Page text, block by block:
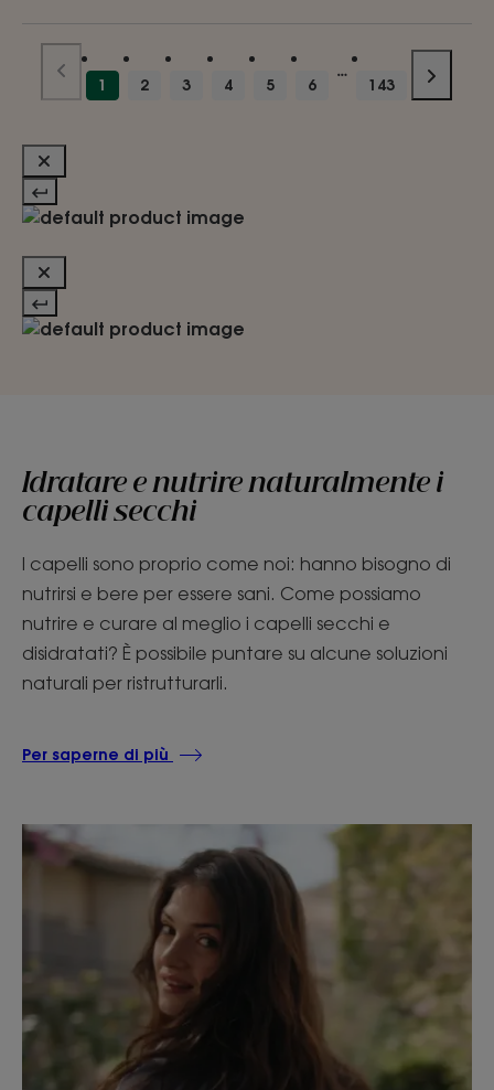
1 2 3 4 5 6 143
Idratare e nutrire naturalmente i
capelli secchi
I capelli sono proprio come noi: hanno bisogno di
nutrirsi e bere per essere sani. Come possiamo
nutrire e curare al meglio i capelli secchi e
disidratati? È possibile puntare su alcune soluzioni
naturali per ristrutturarli.
Per saperne di più